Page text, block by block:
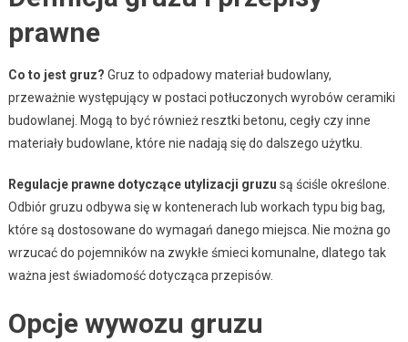
prawne
Co to jest gruz? Gruz to odpadowy materiał budowlany,
przeważnie występujący w postaci potłuczonych wyrobów ceramiki
budowlanej. Mogą to być również resztki betonu, cegły czy inne
materiały budowlane, które nie nadają się do dalszego użytku.
Regulacje prawne dotyczące utylizacji gruzu są ściśle określone.
Odbiór gruzu odbywa się w kontenerach lub workach typu big bag,
które są dostosowane do wymagań danego miejsca. Nie można go
wrzucać do pojemników na zwykłe śmieci komunalne, dlatego tak
ważna jest świadomość dotycząca przepisów.
Opcje wywozu gruzu